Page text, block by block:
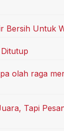
Bersih Untuk
olah raga
Tapi